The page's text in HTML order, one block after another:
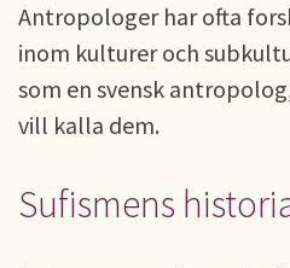
Antropologer har ofta
inom kulturer och
som en svensk
vill kalla dem.
Sufismens